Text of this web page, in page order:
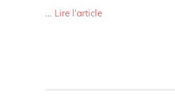
… Lire l'article